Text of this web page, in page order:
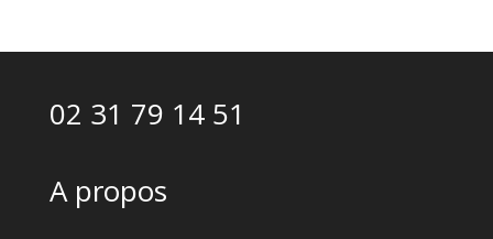
02 31 79 14 51
A propos